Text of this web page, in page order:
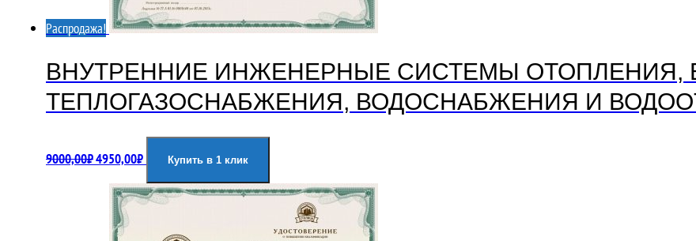
Распродажа!
ВНУТРЕННИЕ ИНЖЕНЕРНЫЕ СИСТЕМЫ ОТОПЛЕНИЯ,
ТЕПЛОГАЗОСНАБЖЕНИЯ, ВОДОСНАБЖЕНИЯ И
9000,00₽цена
составляла
9000,00₽.
4950,00₽цена:
4950,00₽.
Купить в 1 клик